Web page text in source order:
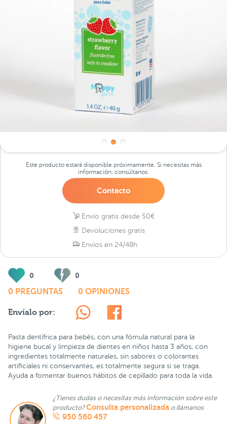
Este producto estará disponible próximamente. Si necesitas más
información, consúltanos.
Contacto
Envío gratis desde 50€
Devoluciones gratis
Envíos en 24/48h
0 0
0 PREGUNTAS 0 OPINIONES
Envíalo por:
Pasta dentífrica para bebés, con una fómula natural para la
higiene bucal y limpieza de dientes en niños hasta 3 años, con
ingredientes totalmente naturales, sin sabores o colorantes
artificiales ni conservantes, es totalmente segura si se traga.
Ayuda a fomentar buenos hábitos de cepillado para toda la vida.
¿Tienes dudas o necesitas más información sobre este
producto?Consulta personalizada o llámanos
950 560 457